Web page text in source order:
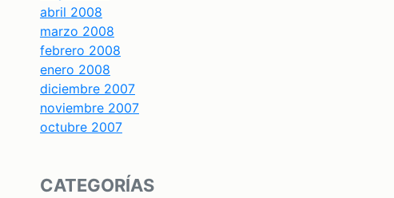
abril 2008
marzo 2008
febrero 2008
enero 2008
diciembre 2007
noviembre 2007
octubre 2007
CATEGORÍAS